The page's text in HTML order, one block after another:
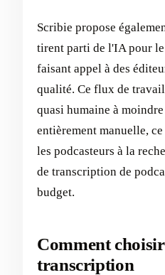
Scribie propose
tirent parti de l'IA pour
faisant appel à des
qualité. Ce flux de
quasi humaine à
entièrement manuelle,
les podcasteurs à la
de transcription de
budget.
Comment
transcription